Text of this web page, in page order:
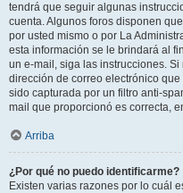
tendrá que seguir algunas
cuenta. Algunos foros disponen
por usted mismo o por La
esta información se le brindará al
un e-mail, siga las instrucciones.
dirección de correo electrónico
sido capturada por un filtro anti-
mail que proporcionó es correcta,
Arriba
¿Por qué no puedo identificarme?
Existen varias razones por lo cuál